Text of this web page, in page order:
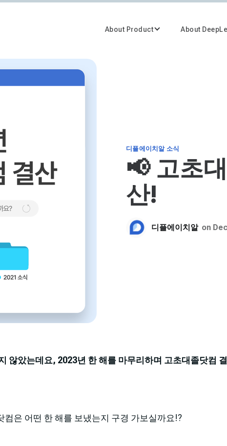
About Product About
디플에이치알 소식
📢 고초
산!
디플에이치알 on
않았는데요, 2023년 한 해를 마무리하며 고초대졸닷컴
컴은 어떤 한 해를 보냈는지 구경 가보실까요!?